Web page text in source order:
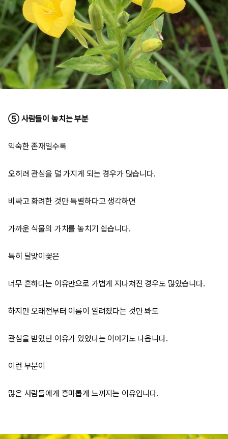
⑤ 사람들이 놓치는 부분
익숙한 존재일수록
오히려 관심을 덜 가지게 되는 경우가 많습니다.
비싸고 화려한 것만 특별하다고 생각하면
가까운 식물의 가치를 놓치기 쉽습니다.
특히 달맞이꽃은
너무 흔하다는 이유만으로 가볍게 지나쳐진 경우도 많았습니다.
하지만 오래전부터 이름이 알려졌다는 것만 봐도
관심을 받았던 이유가 있었다는 이야기도 나옵니다.
이런 부분이
많은 사람들에게 흥미롭게 느껴지는 이유입니다.